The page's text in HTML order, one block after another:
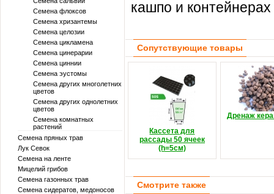
Семена флоксов
Семена хризантемы
Семена целозии
Семена цикламена
Семена цинерарии
Семена циннии
Семена эустомы
Семена других многолетних
цветов
Семена других однолетних
цветов
Семена комнатных
растений
Семена пряных трав
Лук Севок
Семена на ленте
Мицелий грибов
Семена газонных трав
Семена сидератов, медоносов
кашпо и
Сопутствующие товары
Кассета для
рассады 50 ячеек
(h=5см)
Дренаж
Смотрите также